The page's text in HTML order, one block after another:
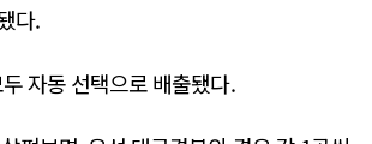
다.
자동 선택으로 배출됐다.